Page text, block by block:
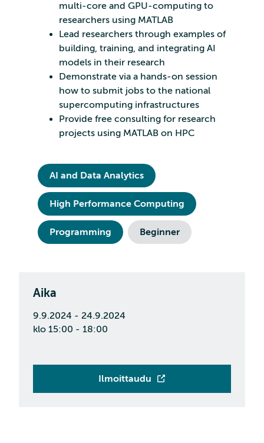
multi-core and GPU-computing to
researchers using MATLAB
Lead researchers through examples of
building, training, and integrating AI
models in their research
Demonstrate via a hands-on session
how to submit jobs to the national
supercomputing infrastructures
Provide free consulting for research
projects using MATLAB on HPC
AI and Data Analytics
High Performance Computing
Programming Beginner
Aika
9.9.2024 - 24.9.2024
klo 15:00 - 18:00
Ilmoittaudu